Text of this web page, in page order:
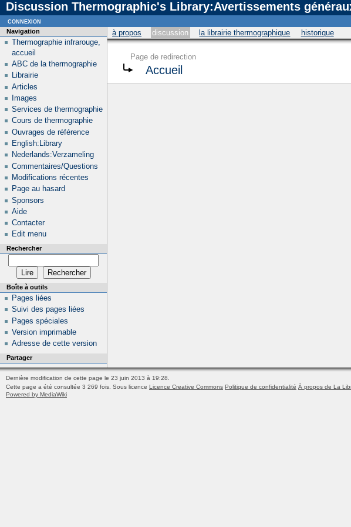
Discussion Thermographic's Library:Avertissements
à propos discussion la librairie thermographique historique
Page de redirection
Accueil
Navigation
Thermographie infrarouge,
accueil
ABC de la thermographie
Librairie
Articles
Images
Services de thermographie
Cours de thermographie
Ouvrages de référence
English:Library
Nederlands:Verzameling
Commentaires/Questions
Modifications récentes
Page au hasard
Sponsors
Aide
Contacter
Edit menu
Rechercher
Boîte à outils
Pages liées
Suivi des pages liées
Pages spéciales
Version imprimable
Adresse de cette version
Partager
connexion
Dernière modification de cette page le 23 juin 2013 à 19:28.
Cette page a été consultée 3 269 fois. Sous licence Licence Creative Commons Politique de confidentialité À propos de La
Powered by MediaWiki